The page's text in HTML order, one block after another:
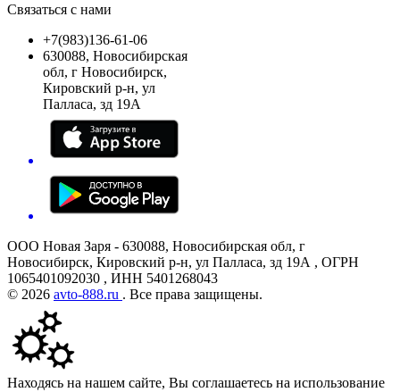
Связаться с нами
+7(983)136-61-06
630088, Новосибирская
обл, г Новосибирск,
Кировский р-н, ул
Палласа, зд 19А
ООО Новая Заря - 630088, Новосибирская обл, г
Новосибирск, Кировский р-н, ул Палласа, зд 19А , ОГРН
1065401092030 , ИНН 5401268043
© 2026 avto-888.ru . Все права защищены.
Находясь на нашем сайте, Вы соглашаетесь на использование